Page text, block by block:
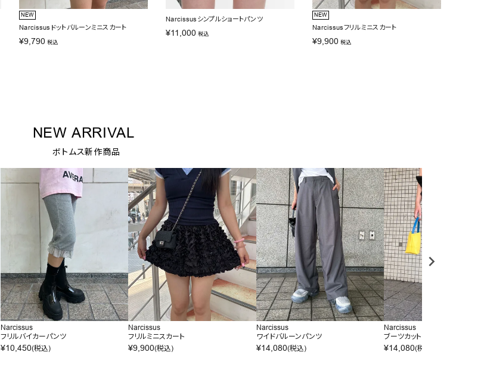
NEW
Narcissusドットバルーンミニスカート
¥9,790 税込
Narcissusシンプルショートパンツ
¥11,000 税込
NEW
Narcissusフリルミニスカート
¥9,900 税込
NEW ARRIVAL
ボトムス新作商品
Narcissus
フリルバイカーパンツ
¥10,450(税込)
Narcissus
フリルミニスカート
¥9,900(税込)
Narcissus
ワイドバルーンパンツ
¥14,080(税込)
Narcissus
ブーツカットデニム
¥14,080(税込)